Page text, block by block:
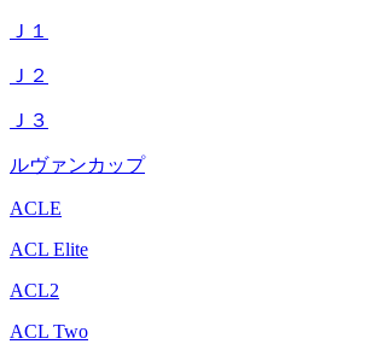
Ｊ１
Ｊ２
Ｊ３
ルヴァンカップ
ACLE
ACL Elite
ACL2
ACL Two